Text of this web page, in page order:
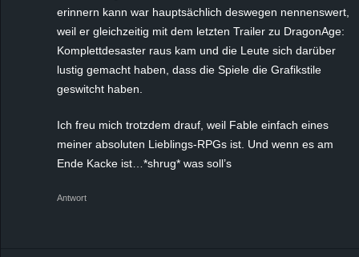
erinnern kann war hauptsächlich deswegen nennenswert,
weil er gleichzeitig mit dem letzten Trailer zu DragonAge:
Komplettdesaster raus kam und die Leute sich darüber
lustig gemacht haben, dass die Spiele die Grafikstile
geswitcht haben.
Ich freu mich trotzdem drauf, weil Fable einfach eines
meiner absoluten Lieblings-RPGs ist. Und wenn es am
Ende Kacke ist…*shrug* was soll’s
Antwort